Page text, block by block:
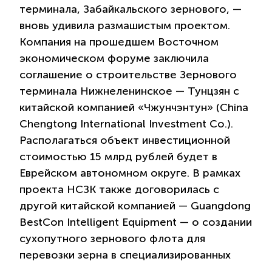
терминала, Забайкальского зернового, —
вновь удивила размашистым проектом.
Компания на прошедшем Восточном
экономическом форуме заключила
соглашение о строительстве Зернового
терминала Нижнеленинское — Тунцзян с
китайской компанией «Чжунчэнтун» (China
Chengtong International Investment Со.).
Располагаться объект инвестиционной
стоимостью 15 млрд рублей будет в
Еврейском автономном округе. В рамках
проекта НСЗК также договорилась с
другой китайской компанией — Guangdong
BestCon Intelligent Equipment — о создании
сухопутного зернового флота для
перевозки зерна в специализированных